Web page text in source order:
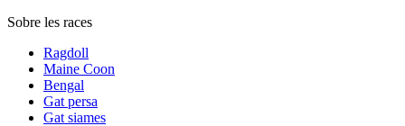
Sobre les races
Ragdoll
Maine Coon
Bengal
Gat persa
Gat siames